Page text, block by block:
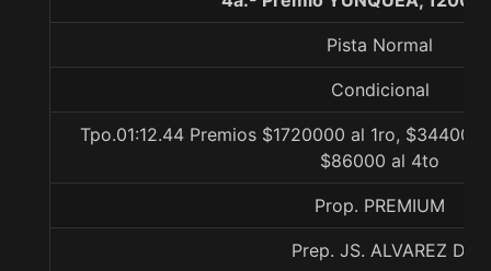
Pista Normal
Condicional
Tpo.01:12.44 Premios $1720000 al 1ro,
$86000 al 4to
Prop. PREMIUM
Prep. JS. ALVAREZ D.